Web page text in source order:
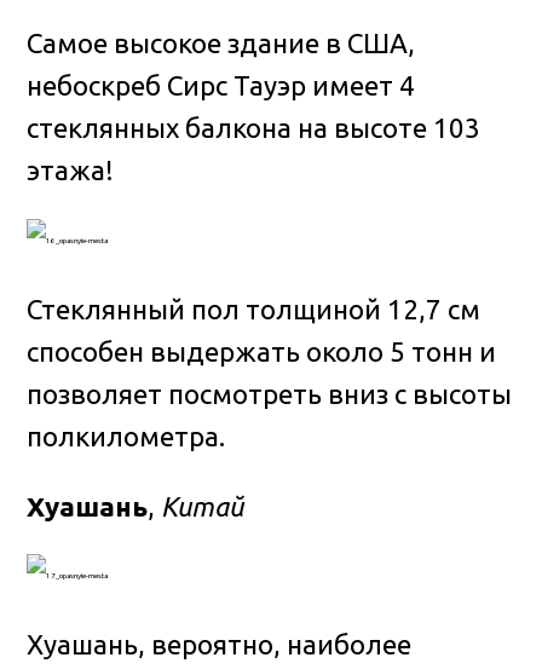
Самое высокое здание в США,
небоскреб Сирс Тауэр имеет 4
стеклянных балкона на высоте 103
этажа!
Стеклянный пол толщиной 12,7 см
способен выдержать около 5 тонн и
позволяет посмотреть вниз с высоты
полкилометра.
Хуашань, Китай
Хуашань, вероятно, наиболее